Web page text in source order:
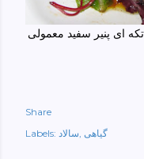
ای پنیر سفید معمولی
Share
Labels: سالاد گیاهی